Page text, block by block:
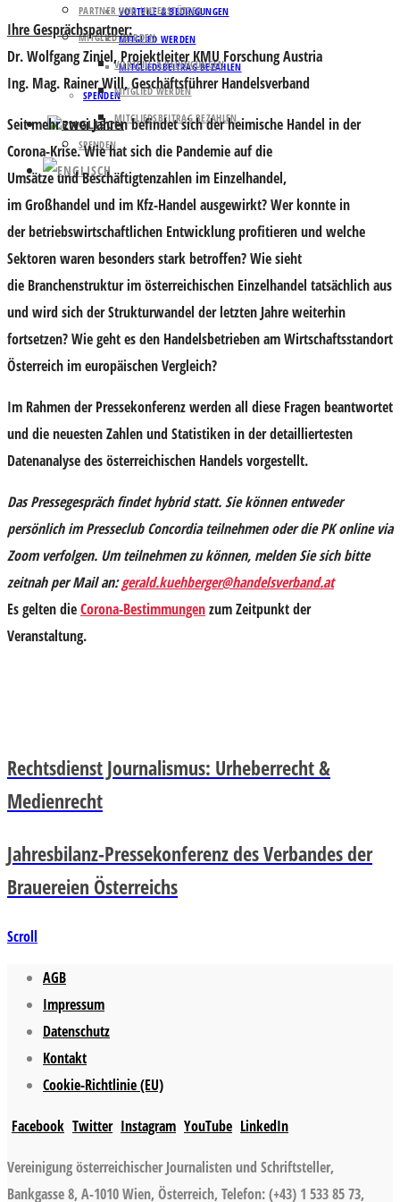
VORTEILE & BEDINGUNGEN
MITGLIED WERDEN
MITGLIEDSBEITRAG BEZAHLEN
SPENDEN
PARTNER UND UNTERSTÜTZER
MITGLIED WERDEN
VORTEILE & BEDINGUNGEN
MITGLIED WERDEN
MITGLIEDSBEITRAG BEZAHLEN
SPENDEN
Ihre Gesprächspartner:
Dr. Wolfgang Ziniel, Projektleiter KMU Forschung Austria
Ing. Mag. Rainer Will, Geschäftsführer Handelsverband
Seit mehr zwei Jahren befindet sich der heimische Handel in der
Corona-Krise. Wie hat sich die Pandemie auf die
UmsätzeundBeschäftigtenzahlen im Einzelhandel,
imGroßhandel und im Kfz-Handel ausgewirkt? Wer konnte in
derbetriebswirtschaftlichen Entwicklungprofitierenund welche
Sektoren waren besonders stark betroffen? Wie sieht
die Branchenstrukturim österreichischen Einzelhandel tatsächlich aus
und wird sich derStrukturwandel der letzten Jahre weiterhin
fortsetzen? Wie geht es den Handelsbetrieben amWirtschaftsstandort
Österreich imeuropäischen Vergleich?
Im Rahmen der Pressekonferenzwerden all diese Fragen beantwortet
und die neuesten Zahlen und Statistiken in der detailliertesten
Datenanalyse des österreichischen Handels vorgestellt.
Das Pressegespräch findet hybrid statt. Sie können entweder
persönlich im Presseclub Concordia teilnehmen oder die PK online via
Zoom verfolgen. Um teilnehmen zu können, melden Sie sich bitte
zeitnah per Mail an:gerald.kuehberger@handelsverband.at
Es gelten dieCorona-Bestimmungenzum Zeitpunkt der
Veranstaltung.
Rechtsdienst Journalismus: Urheberrecht &
Medienrecht
Jahresbilanz-Pressekonferenz des Verbandes der
Brauereien Österreichs
Scroll
AGB
Impressum
Datenschutz
Kontakt
Cookie-Richtlinie (EU)
Facebook Twitter Instagram YouTube LinkedIn
Vereinigung österreichischer Journalisten und Schriftsteller,
Bankgasse 8, A-1010 Wien, Österreich, Telefon: (+43) 1 533 85 73,